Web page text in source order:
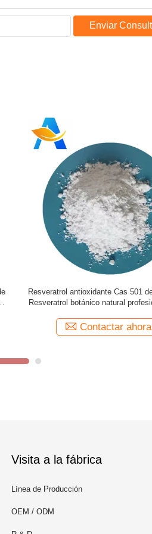
Enviar
El mejor suplemento Cas 501
Resveratrol del levantamiento de
Resveratrol
Contactar ahora
Visita a la fábrica
Línea de Producción
OEM / ODM